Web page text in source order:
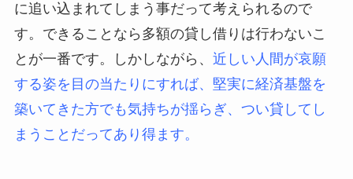
に追い込まれてしまう事だって考えられるので
す。できることなら多額の貸し借りは行わないこ
とが一番です。しかしながら、 近しい人間が哀願
する姿を目の当たりにすれば、堅実に経済基盤を
築いてきた方でも気持ちが揺らぎ、つい貸してし
まうことだってあり得ます。